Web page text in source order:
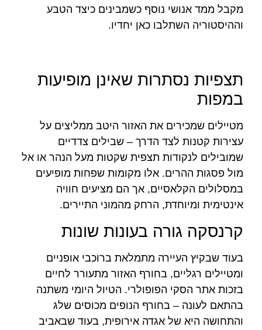
מקבל ממד אנושי נוסף כשמבינים כיצד הטבע
וההיסטוריה השתלבו כאן יחדיו.
תצפיות נסתרות שאינן מופיעות
במפות
מטיילים שמכירים את האזור היטב ממליצים על
עצירות קטנות לצד הדרך – שבילים צדדיים
שמובילים לנקודות תצפית שקטות מעל הנהר או אל
מול פסגות ההרים. אלו מקומות שפחות מופיעים
במסלולים הקלאסיים, אך הם מציעים חוויה
אינטימית ומיוחדת, הרחק מהמוני התיירים.
קרנסקה גורה בעונות שונות
בעוד שבקיץ העיירה מתמלאת ברוכבי אופניים
ומטיילים רגליים, בחורף האזור מתעורר לחיים
בזכות אתר הסקי הפופולרי. הטיול היומי משתנה
בהתאם לעונה – בחורף הנופים מכוסים שלג
והתחושה היא של אגדה אירופית, בעוד שבאביב